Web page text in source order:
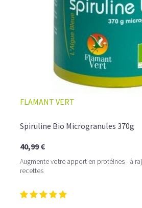
FLAMANT VERT
Spiruline Bio Microgranules 370g
40,99 €
Augmente votre apport en protéines - à
recettes